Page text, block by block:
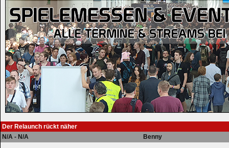
Der Relaunch rückt näher
N/A - N/A
Benny